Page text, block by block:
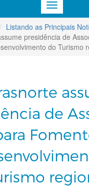
Menu
de
Navegação
Listando as Principais
presidência de
do Turismo
de